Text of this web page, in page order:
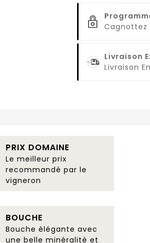
Cagnottez
Livraison
Livraison
PRIX DOMAINE
Le meilleur prix
recommandé par le
vigneron
BOUCHE
Bouche élégante avec
une belle minéralité et